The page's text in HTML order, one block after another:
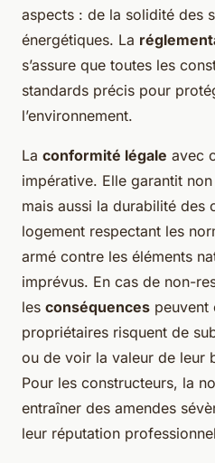
aspects : de la solidité des
énergétiques. La
s’assure que toutes les
standards précis pour
l’environnement.
La conformité légale avec
impérative. Elle garantit
mais aussi la durabilité des
logement respectant les
armé contre les éléments
imprévus. En cas de non-
les conséquences peuvent
propriétaires risquent de
ou de voir la valeur de leur
Pour les constructeurs, la
entraîner des amendes
leur réputation